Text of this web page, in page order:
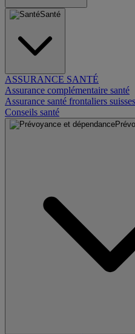
Santé
ASSURANCE SANTÉ
Assurance complémentaire santé
Assurance santé frontaliers suisses
Conseils santé